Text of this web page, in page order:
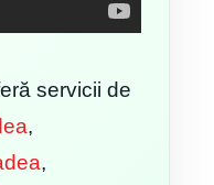
servicii de
,
,